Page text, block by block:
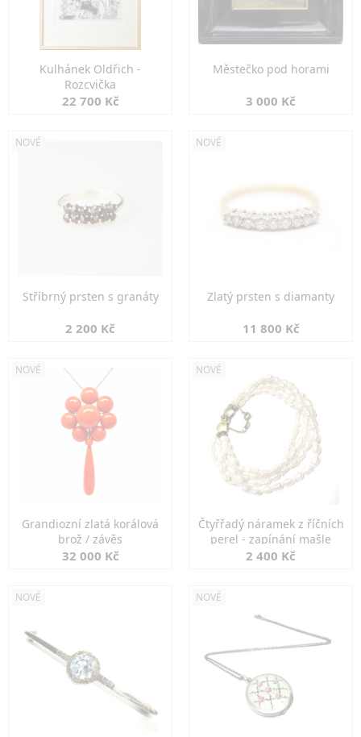
Kulhánek Oldřich -
Rozcvička
22 700 Kč
Městečko pod horami
3 000 Kč
NOVÉ
Stříbrný prsten s granáty
2 200 Kč
NOVÉ
Zlatý prsten s diamanty
11 800 Kč
NOVÉ
Grandiozní zlatá korálová
brož / závěs
32 000 Kč
NOVÉ
Čtyřřadý náramek z říčních
perel - zapínání mašle
2 400 Kč
NOVÉ NOVÉ